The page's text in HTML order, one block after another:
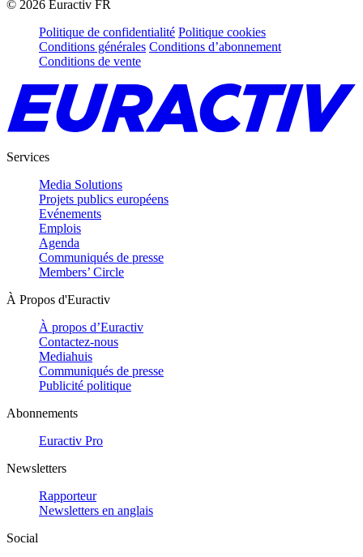
© 2026 Euractiv FR
Politique de confidentialité Politique cookies
Conditions générales Conditions d’abonnement
Conditions de vente
Services
Media Solutions
Projets publics européens
Evénements
Emplois
Agenda
Communiqués de presse
Members’ Circle
À Propos d'Euractiv
À propos d’Euractiv
Contactez-nous
Mediahuis
Communiqués de presse
Publicité politique
Abonnements
Euractiv Pro
Newsletters
Rapporteur
Newsletters en anglais
Social